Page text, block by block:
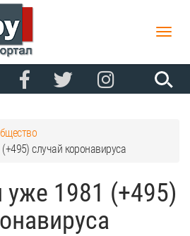
Toggle
случай коронавируса
уже 1981 (+495)